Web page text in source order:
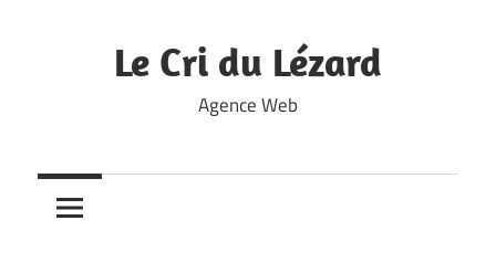
Le Cri du Lézard
Agence Web